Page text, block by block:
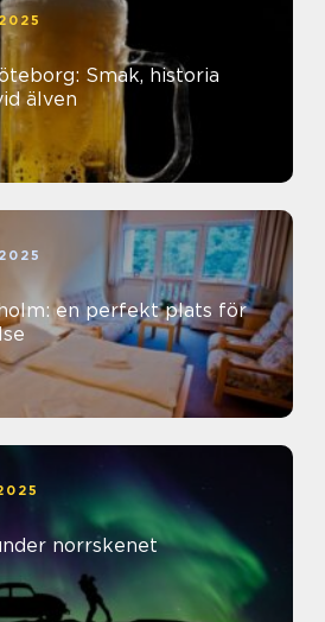
Smak, historia
älven
en perfekt plats för
norrskenet